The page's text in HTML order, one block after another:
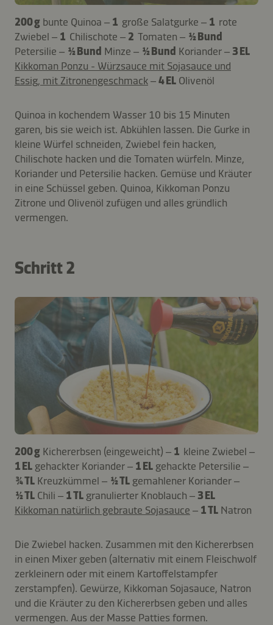
200 g bunte Quinoa – 1 große Salatgurke – 1 rote
Zwiebel – 1 Chilischote – 2 Tomaten – ½ Bund
Petersilie – ½ Bund Minze – ½ Bund Koriander – 3 EL
Kikkoman Ponzu - Würzsauce mit Sojasauce und
Essig, mit Zitronengeschmack–4 EL Olivenöl
Quinoa in kochendem Wasser 10 bis 15 Minuten
garen, bis sie weich ist. Abkühlen lassen. Die Gurke in
kleine Würfel schneiden, Zwiebel fein hacken,
Chilischote hacken und die Tomaten würfeln. Minze,
Koriander und Petersilie hacken. Gemüse und Kräuter
in eine Schüssel geben. Quinoa, Kikkoman Ponzu
Zitrone und Olivenöl zufügen und alles gründlich
vermengen.
Schritt 2
200 g Kichererbsen (eingeweicht) – 1 kleine Zwiebel –
1 EL gehackter Koriander – 1 EL gehackte Petersilie –
¾ TL Kreuzkümmel – ½ TL gemahlener Koriander –
½ TL Chili – 1 TL granulierter Knoblauch – 3 EL
Kikkoman natürlich gebraute Sojasauce – 1 TL Natron
Die Zwiebel hacken. Zusammen mit den Kichererbsen
in einen Mixer geben (alternativ mit einem Fleischwolf
zerkleinern oder mit einem Kartoffelstampfer
zerstampfen). Gewürze, Kikkoman Sojasauce, Natron
und die Kräuter zu den Kichererbsen geben und alles
vermengen. Aus der Masse Patties formen.